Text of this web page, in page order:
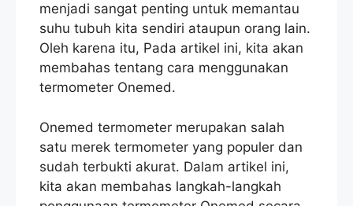
menjadi sangat penting untuk memantau
suhu tubuh kita sendiri ataupun orang lain.
Oleh karena itu, Pada artikel ini, kita akan
membahas tentang cara menggunakan
termometer Onemed.
Onemed termometer merupakan salah
satu merek termometer yang populer dan
sudah terbukti akurat. Dalam artikel ini,
kita akan membahas langkah-langkah